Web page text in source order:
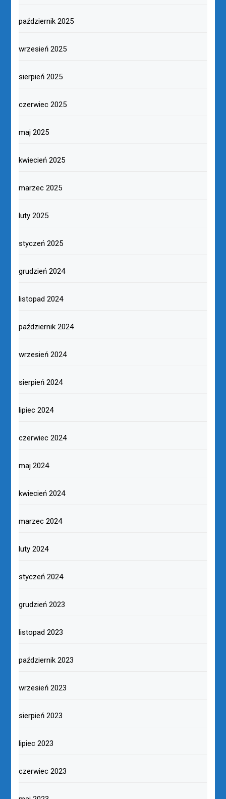
październik 2025
wrzesień 2025
sierpień 2025
czerwiec 2025
maj 2025
kwiecień 2025
marzec 2025
luty 2025
styczeń 2025
grudzień 2024
listopad 2024
październik 2024
wrzesień 2024
sierpień 2024
lipiec 2024
czerwiec 2024
maj 2024
kwiecień 2024
marzec 2024
luty 2024
styczeń 2024
grudzień 2023
listopad 2023
październik 2023
wrzesień 2023
sierpień 2023
lipiec 2023
czerwiec 2023